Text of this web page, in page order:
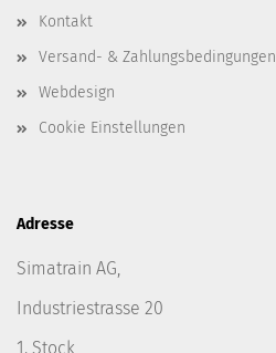
Kontakt
Versand- & Zahlungsbedingungen
Webdesign
Cookie Einstellungen
Adresse
Simatrain AG,
Industriestrasse 20
1. Stock